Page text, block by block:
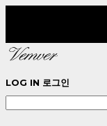
LOG IN 로그인